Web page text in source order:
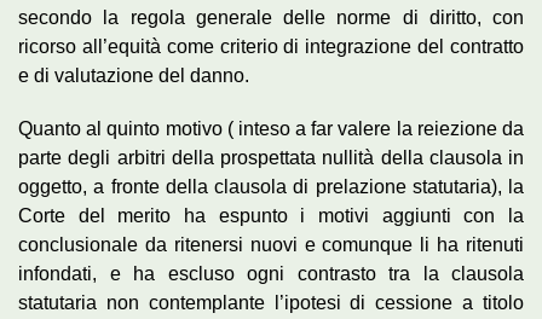
secondo la regola generale delle norme di diritto, con
ricorso all’equità come criterio di integrazione del contratto
e di valutazione del danno.
Quanto al quinto motivo ( inteso a far valere la reiezione da
parte degli arbitri della prospettata nullità della clausola in
oggetto, a fronte della clausola di prelazione statutaria), la
Corte del merito ha espunto i motivi aggiunti con la
conclusionale da ritenersi nuovi e comunque li ha ritenuti
infondati, e ha escluso ogni contrasto tra la clausola
statutaria non contemplante l’ipotesi di cessione a titolo